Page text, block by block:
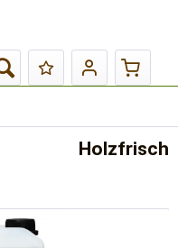
Holzfrisch